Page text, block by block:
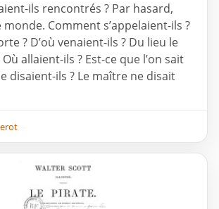
ils rencontrés ? Par hasard,
Comment s’appelaient-ils ?
? D’où venaient-ils ? Du lieu le
allaient-ils ? Est-ce que l’on sait
disaient-ils ? Le maître ne disait